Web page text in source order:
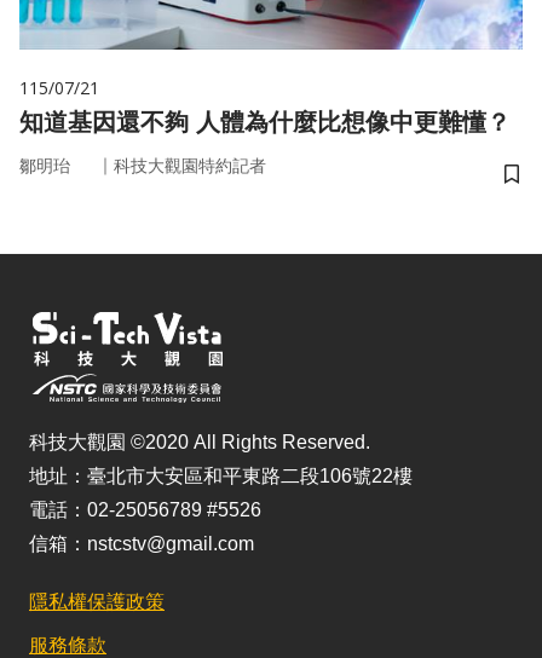
115/07/21
知道基因還不夠 人體為什麼比想像中更難懂？
鄒明珆 ｜ 科技大觀園特約記者
儲
科技大觀園 ©2020 All Rights Reserved.
地址：臺北市大安區和平東路二段106號22樓
電話：02-25056789 #5526
信箱：nstcstv@gmail.com
隱私權保護政策
服務條款